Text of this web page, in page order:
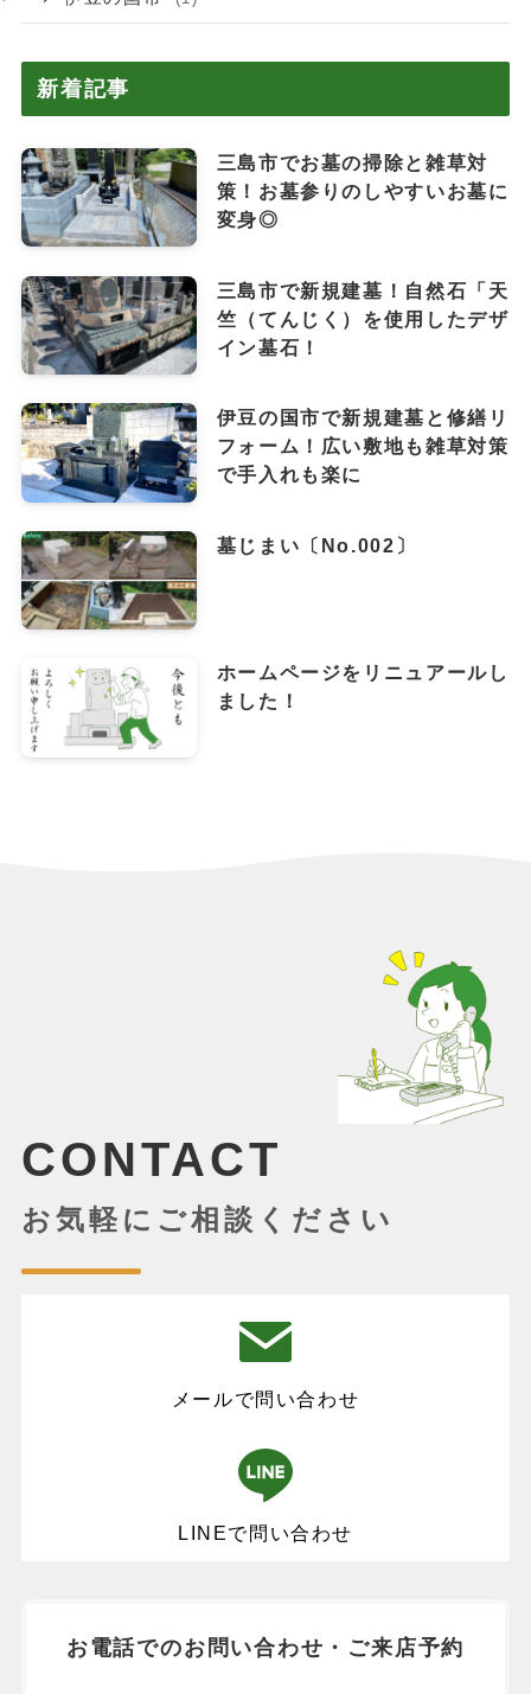
新着記事
三島市でお墓の掃除と雑草対
策！お墓参りのしやすいお墓に
変身◎
三島市で新規建墓！自然石「天
竺（てんじく）を使用したデザ
イン墓石！
伊豆の国市で新規建墓と修繕リ
フォーム！広い敷地も雑草対策
で手入れも楽に
墓じまい〔No.002〕
ホームページをリニュアールし
ました！
CONTACT
お気軽にご相談ください
メールで問い合わせ
LINEで問い合わせ
お電話でのお問い合わせ・ご来店予約